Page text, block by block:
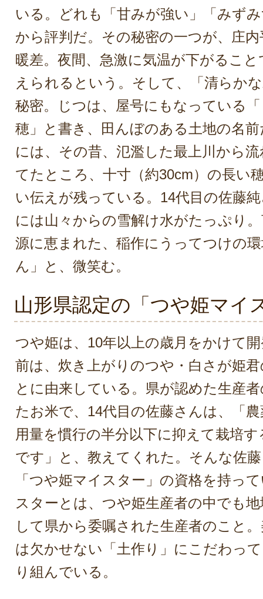
いる。どれも「甘みが強い」「みず
から評判だ。その秘密の一つが、庄
暖差。夜間、急激に気温が下がるこ
えられるという。そして、「清らか
秘密。じつは、屋号にもなっている
穂」と書き、田んぼのある土地の名
には、その昔、氾濫した最上川から
てたところ、十寸（約30cm）の長い
い伝えが残っている。14代目の佐藤
には山々からの雪解け水がたっぷり
源に恵まれた、稲作にうってつけの
ん」と、微笑む。
山形県認定の「つや姫マイ
つや姫は、10年以上の歳月をかけて
前は、炊き上がりのつや・白さが姫
とに由来している。県が認めた生産
たお米で、14代目の佐藤さんは、「
用量を慣行の半分以下に抑えて栽培
です」と、教えてくれた。そんな佐
「つや姫マイスター」の資格を持っ
スターとは、つや姫生産者の中でも
して県から委嘱された生産者のこと
は欠かせない「土作り」にこだわっ
り組んでいる。